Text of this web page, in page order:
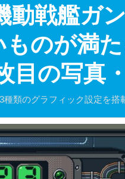
動戦艦ガ
のが満
目の写真
類のグラフィック設定を搭